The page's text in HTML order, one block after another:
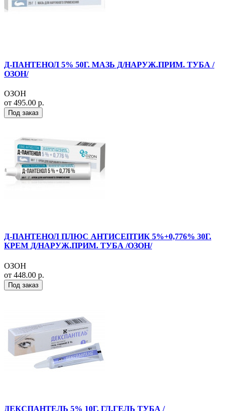
Д-ПАНТЕНОЛ 5% 50Г. МАЗЬ Д/НАРУЖ.ПРИМ. ТУБА /
ОЗОН/
ОЗОН
от 495.00 р.
Под заказ
Д-ПАНТЕНОЛ ПЛЮС АНТИСЕПТИК 5%+0,776% 30Г.
КРЕМ Д/НАРУЖ.ПРИМ. ТУБА /ОЗОН/
ОЗОН
от 448.00 р.
Под заказ
ДЕКСПАНТЕЛЬ 5% 10Г. ГЛ.ГЕЛЬ ТУБА /